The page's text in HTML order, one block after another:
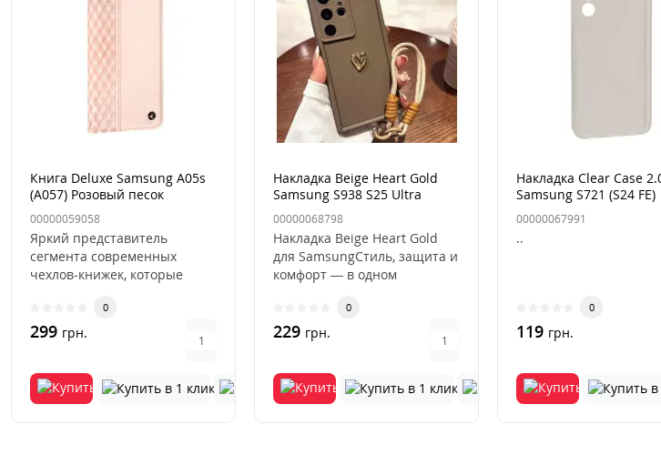
Книга Deluxe Samsung A05s
(A057) Розовый песок
00000059058
Яркий представитель
сегмента современных
чехлов-книжек, которые
свою огром..
0
299 грн.
Накладка Beige Heart Gold
Samsung S938 S25 Ultra
Коричневая
00000068798
Накладка Beige Heart Gold
для SamsungСтиль, защита и
комфорт — в одном
0
229 грн.
Накладка Clear Case
Samsung S721 (S24 FE)
Прозрачная
00000067991
..
0
119 грн.